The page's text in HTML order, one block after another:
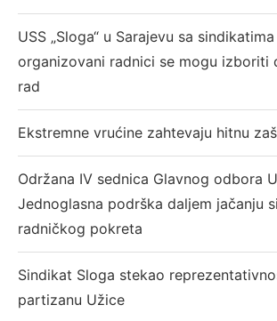
USS „Sloga“ u Sarajevu sa
organizovani radnici se mogu izboriti
rad
Ekstremne vrućine zahtevaju hitnu
Održana IV sednica Glavnog odbora
Jednoglasna podrška daljem jačanju
radničkog pokreta
Sindikat Sloga stekao
partizanu Užice